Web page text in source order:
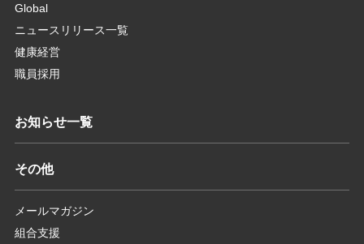
Global
ニュースリリース一覧
健康経営
職員採用
お知らせ一覧
その他
メールマガジン
組合支援